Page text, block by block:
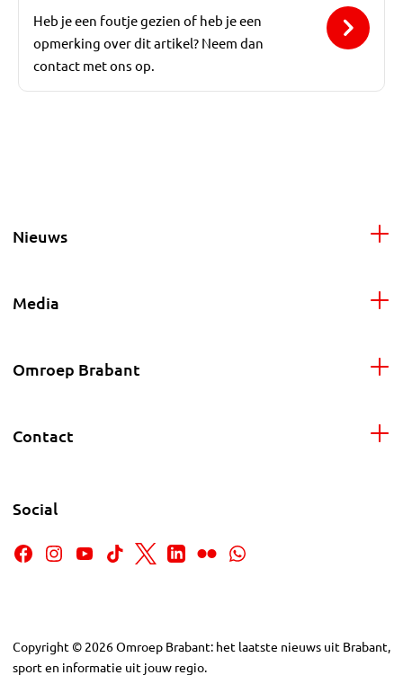
Heb je een foutje gezien of heb je een
opmerking over dit artikel? Neem dan
contact met ons op.
Nieuws
Media
Omroep Brabant
Contact
Social
Copyright © 2026Omroep Brabant: het laatste nieuws uit Brabant,
sport en informatie uit jouw regio.